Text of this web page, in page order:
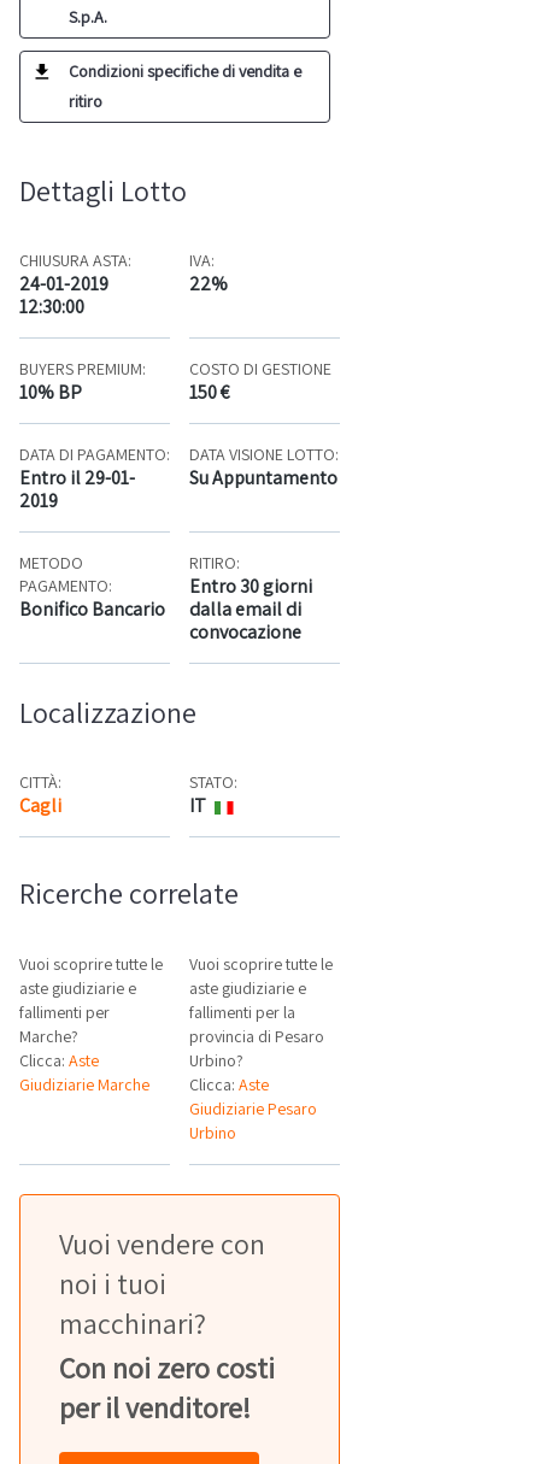
S.p.A.
Condizioni specifiche di vendita e
ritiro
Dettagli Lotto
CHIUSURA ASTA:
24-01-2019
12:30:00
IVA:
22%
BUYERS PREMIUM:
10% BP
COSTO DI GESTIONE
150 €
DATA DI PAGAMENTO:
Entro il 29-01-
2019
DATA VISIONE LOTTO:
Su Appuntamento
METODO
PAGAMENTO:
Bonifico Bancario
RITIRO:
Entro 30 giorni
dalla email di
convocazione
Localizzazione
CITTÀ:
Cagli Mappa
STATO:
IT
Ricerche correlate
Vuoi scoprire tutte le
aste giudiziarie e
fallimenti per
Marche?
Clicca: Aste
Giudiziarie Marche
Vuoi scoprire tutte le
aste giudiziarie e
fallimenti per la
provincia di Pesaro
Urbino?
Clicca:Aste
Giudiziarie Pesaro
Urbino
Vuoi vendere con
noi i tuoi
macchinari?
Con noi zero costi
per il venditore!